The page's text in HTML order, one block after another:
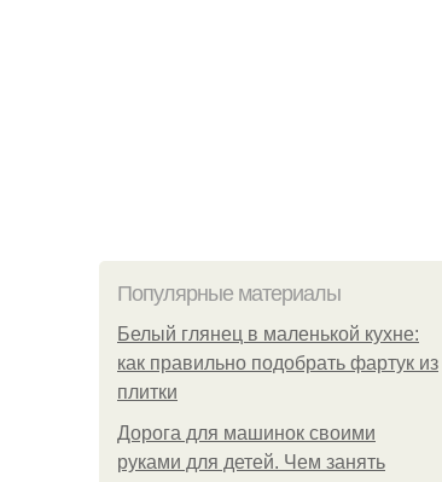
Популярные материалы
Белый глянец в маленькой кухне:
как правильно подобрать фартук из
плитки
Дорога для машинок своими
руками для детей. Чем занять